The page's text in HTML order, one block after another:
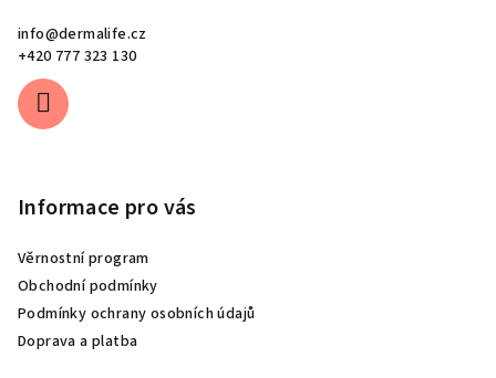
info@dermalife.cz
+420 777 323 130
Informace pro vás
Věrnostní program
Obchodní podmínky
Podmínky ochrany osobních údajů
Doprava a platba